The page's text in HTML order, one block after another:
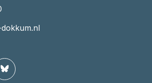
dokkum.nl